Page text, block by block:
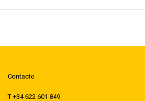
siguiente:
Contacto
T +34 622 601 849